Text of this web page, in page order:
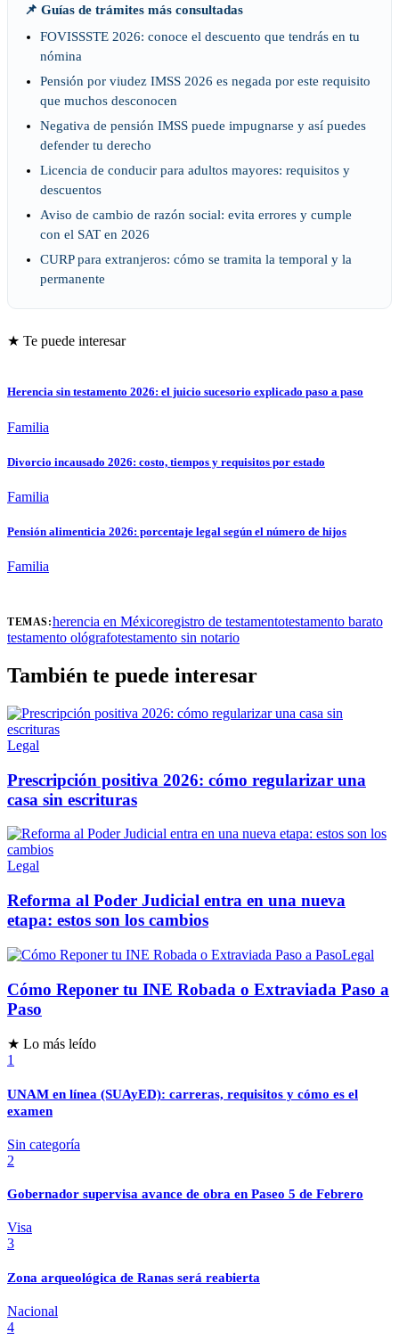
📌 Guías de trámites más consultadas
FOVISSSTE 2026: conoce el descuento que tendrás en tu
nómina
Pensión por viudez IMSS 2026 es negada por este requisito
que muchos desconocen
Negativa de pensión IMSS puede impugnarse y así puedes
defender tu derecho
Licencia de conducir para adultos mayores: requisitos y
descuentos
Aviso de cambio de razón social: evita errores y cumple
con el SAT en 2026
CURP para extranjeros: cómo se tramita la temporal y la
permanente
★ Te puede interesar
Herencia sin testamento 2026: el juicio sucesorio explicado paso a paso
Familia
Divorcio incausado 2026: costo, tiempos y requisitos por estado
Familia
Pensión alimenticia 2026: porcentaje legal según el número de hijos
Familia
TEMAS:herencia en Méxicoregistro de testamentotestamento barato
testamento ológrafotestamento sin notario
También te puede interesar
Legal
Prescripción positiva 2026: cómo regularizar una
casa sin escrituras
Legal
Reforma al Poder Judicial entra en una nueva
etapa: estos son los cambios
Legal
Cómo Reponer tu INE Robada o Extraviada Paso a
Paso
★ Lo más leído
1
UNAM en línea (SUAyED): carreras, requisitos y cómo es el
examen
Sin categoría
2
Gobernador supervisa avance de obra en Paseo 5 de Febrero
Visa
3
Zona arqueológica de Ranas será reabierta
Nacional
4